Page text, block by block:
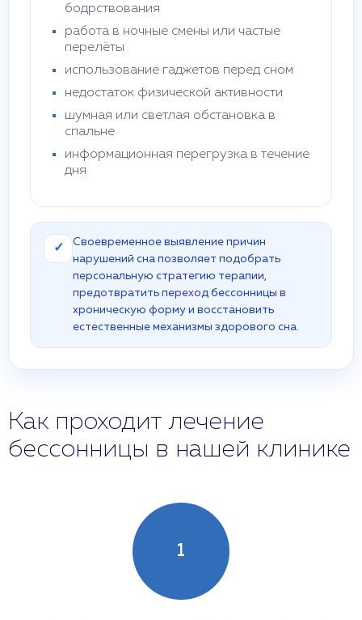
бодрствования
работа в ночные смены или частые
перелёты
использование гаджетов перед сном
недостаток физической активности
шумная или светлая обстановка в
спальне
информационная перегрузка в течение
дня
✓
Своевременное выявление причин
нарушений сна позволяет подобрать
персональную стратегию терапии,
предотвратить переход бессонницы в
хроническую форму и восстановить
естественные механизмы здорового сна.
Как проходит лечение
бессонницы в нашей клинике
1